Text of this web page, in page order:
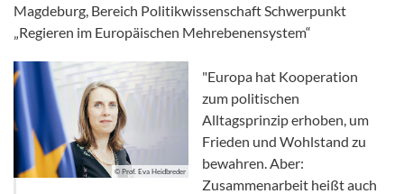
Magdeburg, Bereich Politikwissenschaft Schwerpunkt
„Regieren im Europäischen Mehrebenensystem“
© Prof. Eva Heidbreder
"Europa hat Kooperation
zum politischen
Alltagsprinzip erhoben, um
Frieden und Wohlstand zu
bewahren. Aber:
Zusammenarbeit heißt auch